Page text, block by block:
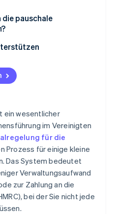
pauschale
ein wesentlicher
im Vereinigten
für die
Prozess für einige kleine
Das System bedeutet
Verwaltungsaufwand
zur Zahlung an die
bei der Sie nicht jede